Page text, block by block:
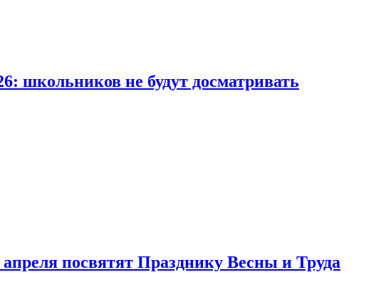
школьников не будут досматривать
посвятят Празднику Весны и Труда